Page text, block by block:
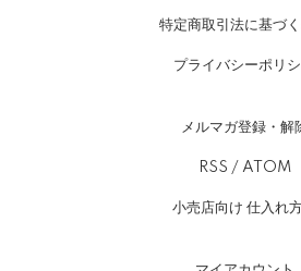
特定商取引法に基づ
プライバシーポリ
メルマガ登録・解
RSS / ATOM
小売店向け 仕入れ